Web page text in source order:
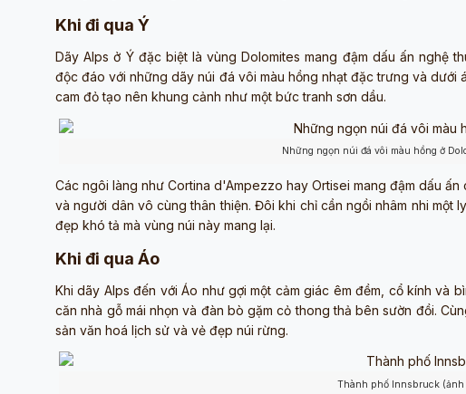
Khi đi qua Ý
Dãy Alps ở Ý đặc biệt là vùng Dolomites mang đậm dấu ấn nghệ
độc đáo với những dãy núi đá vôi màu hồng nhạt đặc trưng và dưới
cam đỏ tạo nên khung cảnh như một bức tranh sơn dầu.
Những ngọn núi đá vôi màu hồng ở
Các ngôi làng như Cortina d'Ampezzo hay Ortisei mang đậm dấu
và người dân vô cùng thân thiện. Đôi khi chỉ cần ngồi nhâm nhi một
đẹp khó tả mà vùng núi này mang lại.
Khi đi qua Áo
Khi dãy Alps đến với Áo như gợi một cảm giác êm đềm, cổ kính và
căn nhà gỗ mái nhọn và đàn bò gặm cỏ thong thả bên sườn đồi.
sản văn hoá lịch sử và vẻ đẹp núi rừng.
Thành phố Innsbruck (ảnh